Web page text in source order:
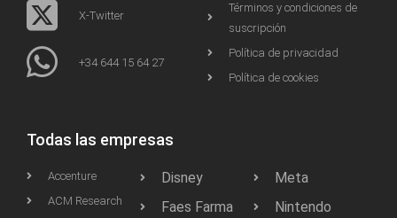
X-Twitter
+34 644 15 64 27
Términos y condiciones de
suscripción
Política de privacidad
Política de cookies
Todas las empresas
Accenture
ACM Research
Disney
Faes Farma
Meta
Nintendo